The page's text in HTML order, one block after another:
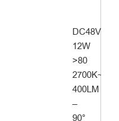
DC48V
12W
>80
400LM
–
90°